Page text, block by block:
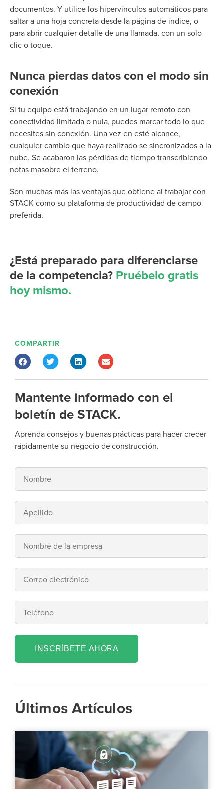
documentos. Y utilice los hipervínculos automáticos para
saltar a una hoja concreta desde la página de índice, o
para abrir cualquier detalle de una llamada, con un solo
clic o toque.
Nunca pierdas datos con el modo sin
conexión
Si tu equipo está trabajando en un lugar remoto con
conectividad limitada o nula, puedes marcar todo lo que
necesites sin conexión. Una vez en esté alcance,
cualquier cambio que haya realizado se sincronizados a la
nube. Se acabaron las pérdidas de tiempo transcribiendo
notas masobre el terreno.
Son muchas más las ventajas que obtiene al trabajar con
STACK como su plataforma de productividad de campo
preferida.
¿Está preparado para diferenciarse
de la competencia? Pruébelo gratis
hoy mismo.
COMPARTIR
Mantente informado con el
boletín de STACK.
Aprenda consejos y buenas prácticas para hacer crecer
rápidamente su negocio de construcción.
INSCRÍBETE AHORA
Últimos Artículos